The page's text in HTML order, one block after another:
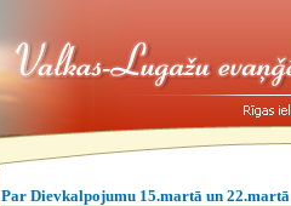
Par Dievkalpojumu 15.martā un 22.martā